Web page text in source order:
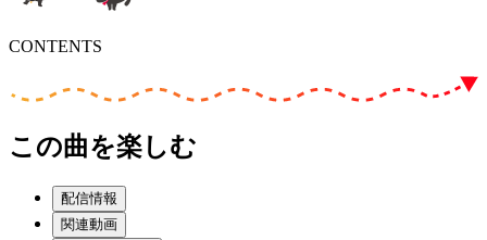
CONTENTS
この曲を楽しむ
配信情報
関連動画